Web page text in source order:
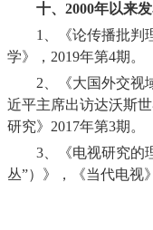
十、 2000年以来
1、
《论传播批
学》， 2019年第4期。
2、
《大国外交
近平主席出访达沃斯
研究》 2017年第3期。
3、
《电视研究
丛”）》，《当代电视》